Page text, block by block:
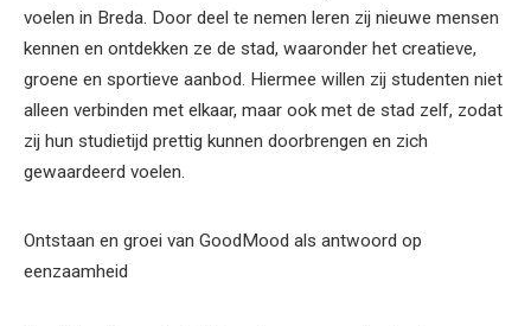
voelen in Breda. Door deel te nemen leren zij nieuwe mensen
kennen en ontdekken ze de stad, waaronder het creatieve,
groene en sportieve aanbod. Hiermee willen zij studenten niet
alleen verbinden met elkaar, maar ook met de stad zelf, zodat
zij hun studietijd prettig kunnen doorbrengen en zich
gewaardeerd voelen.
Ontstaan en groei van GoodMood als antwoord op
eenzaamheid